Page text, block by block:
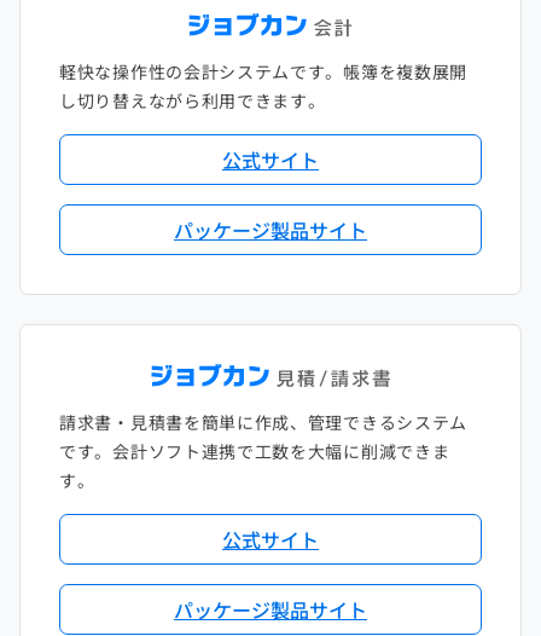
軽快な操作性の会計システムです。帳簿を複数展開
し切り替えながら利用できます。
公式サイト
パッケージ製品サイト
請求書・見積書を簡単に作成、管理できるシステム
です。会計ソフト連携で工数を大幅に削減できま
す。
公式サイト
パッケージ製品サイト